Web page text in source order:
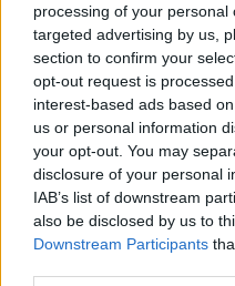
processing of your
targeted advertising by us,
section to confirm your
opt-out request is
interest-based ads based
us or personal information
your opt-out. You may
disclosure of your personal
IAB’s list of downstream
also be disclosed by us to
Downstream Participants
Tutti morimmo a stento (3)
Tutti morimmo a stento (2)
​Tutti morimmo a stento (1)
IL CORRIDOIO BLU il
Un manuale essenziale per
​Il cronoprogramma ottimale
​I costi dell’adeguamento al
Alcune domande da
sorti dell’Elba
Verso il full electric a
​La Scienza dei Cittadini e i
Trump e le sue guerre